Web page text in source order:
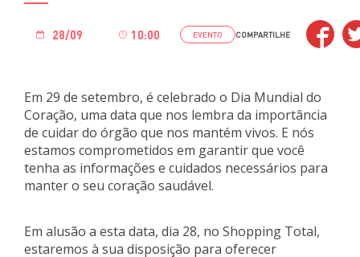
28/09 10:00 EVENTO COMPARTILHE
Em 29 de setembro, é celebrado o Dia Mundial do
Coração, uma data que nos lembra da importância
de cuidar do órgão que nos mantém vivos. E nós
estamos comprometidos em garantir que você
tenha as informações e cuidados necessários para
manter o seu coração saudável.
Em alusão a esta data, dia 28, no Shopping Total,
estaremos à sua disposição para oferecer